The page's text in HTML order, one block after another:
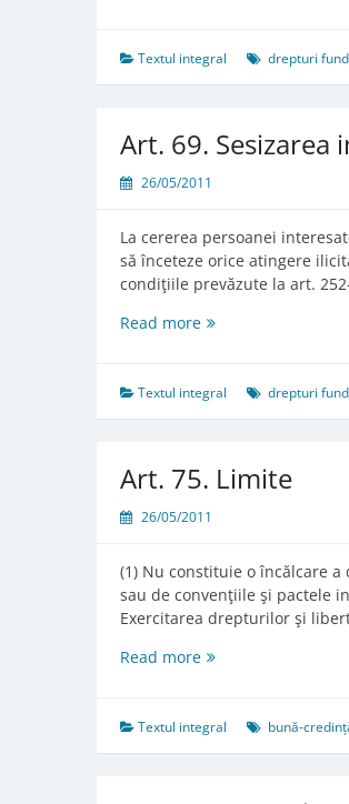
Textul integral drepturi
Art. 69.
26/05/2011
La cererea persoanei
să înceteze orice atingere
condiţiile prevăzute la art.
Read moreArt.
instanţei
judecătoreşti
Textul integral drepturi
Art. 75. Limite
26/05/2011
(1) Nu constituie o încălcare
sau de convenţiile şi pactele
Exercitarea drepturilor şi
Read moreArt.
Textul integral bună-